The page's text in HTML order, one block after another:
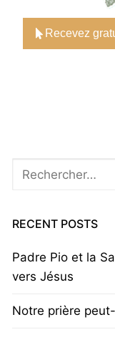
Recevez
Rechercher
RECENT POSTS
Padre Pio et la
vers Jésus
Notre prière